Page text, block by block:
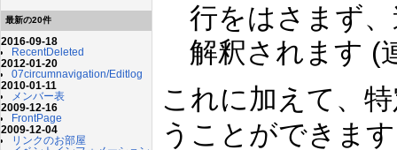
最新の20件
2016-09-18
RecentDeleted
2012-01-20
07circumnavigation/Editlog
2010-01-11
メンバー表
2009-12-16
FrontPage
2009-12-04
リンクのお部屋
行をはさまず
解釈されます (
これに加えて、
うことができま